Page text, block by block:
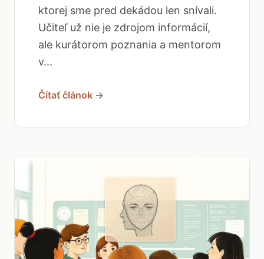
ktorej sme pred dekádou len snívali.
Učiteľ už nie je zdrojom informácií,
ale kurátorom poznania a mentorom
v...
Čítať článok →